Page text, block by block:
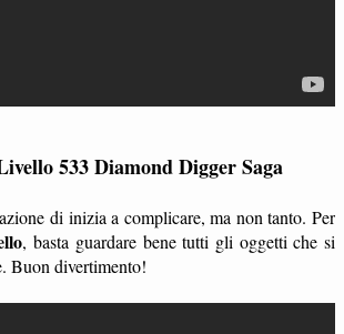
533 Diamond Digger Saga
di inizia a complicare, ma non tanto. Per
, basta guardare bene tutti gli oggetti che si
Buon divertimento!